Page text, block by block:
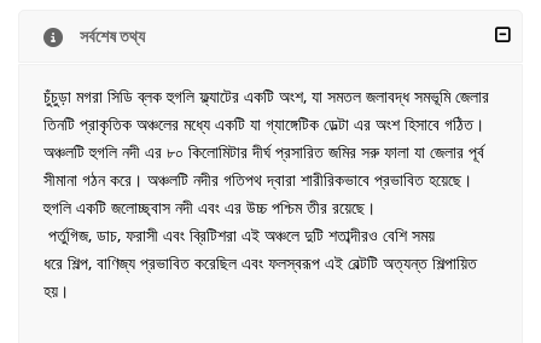
সর্বশেষ তথ্য
চুঁচুড়া মগরা সিডি ব্লক হুগলি ফ্ল্যাটের একটি অংশ, যা সমতল জলাবদ্ধ সমভূমি জেলার
তিনটি প্রাকৃতিক অঞ্চলের মধ্যে একটি যা গ্যাঙ্গেটিক ডেল্টা এর অংশ হিসাবে গঠিত।
অঞ্চলটি হুগলি নদী এর ৮০ কিলোমিটার দীর্ঘ প্রসারিত জমির সরু ফালা যা জেলার পূর্ব
সীমানা গঠন করে। অঞ্চলটি নদীর গতিপথ দ্বারা শারীরিকভাবে প্রভাবিত হয়েছে।
হুগলি একটি জলোচ্ছ্বাস নদী এবং এর উচ্চ পশ্চিম তীর রয়েছে।
পর্তুগিজ, ডাচ, ফরাসী এবং ব্রিটিশরা এই অঞ্চলে দুটি শতাব্দীরও বেশি সময়
ধরে শিল্প, বাণিজ্য প্রভাবিত করেছিল এবং ফলস্বরূপ এই বেল্টটি অত্যন্ত শিল্পায়িত
হয়।